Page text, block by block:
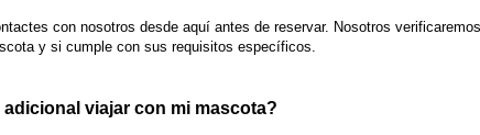
con nosotros desde aquí antes de reservar. Nosotros
y si cumple con sus requisitos específicos.
viajar con mi mascota?